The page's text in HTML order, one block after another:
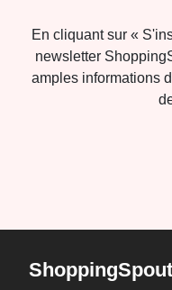
En cliquant sur «
newsletter
amples informations